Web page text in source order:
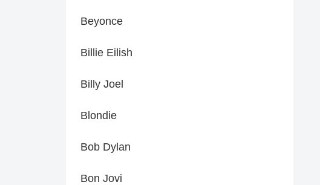
Beyonce
Billie Eilish
Billy Joel
Blondie
Bob Dylan
Bon Jovi